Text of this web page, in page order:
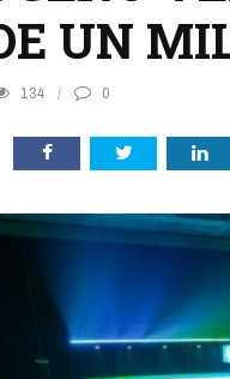
UN
134 0